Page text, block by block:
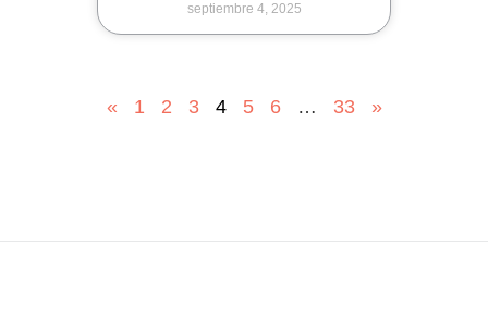
septiembre 4, 2025
« 1 2 3 4 5 6 … 33 »